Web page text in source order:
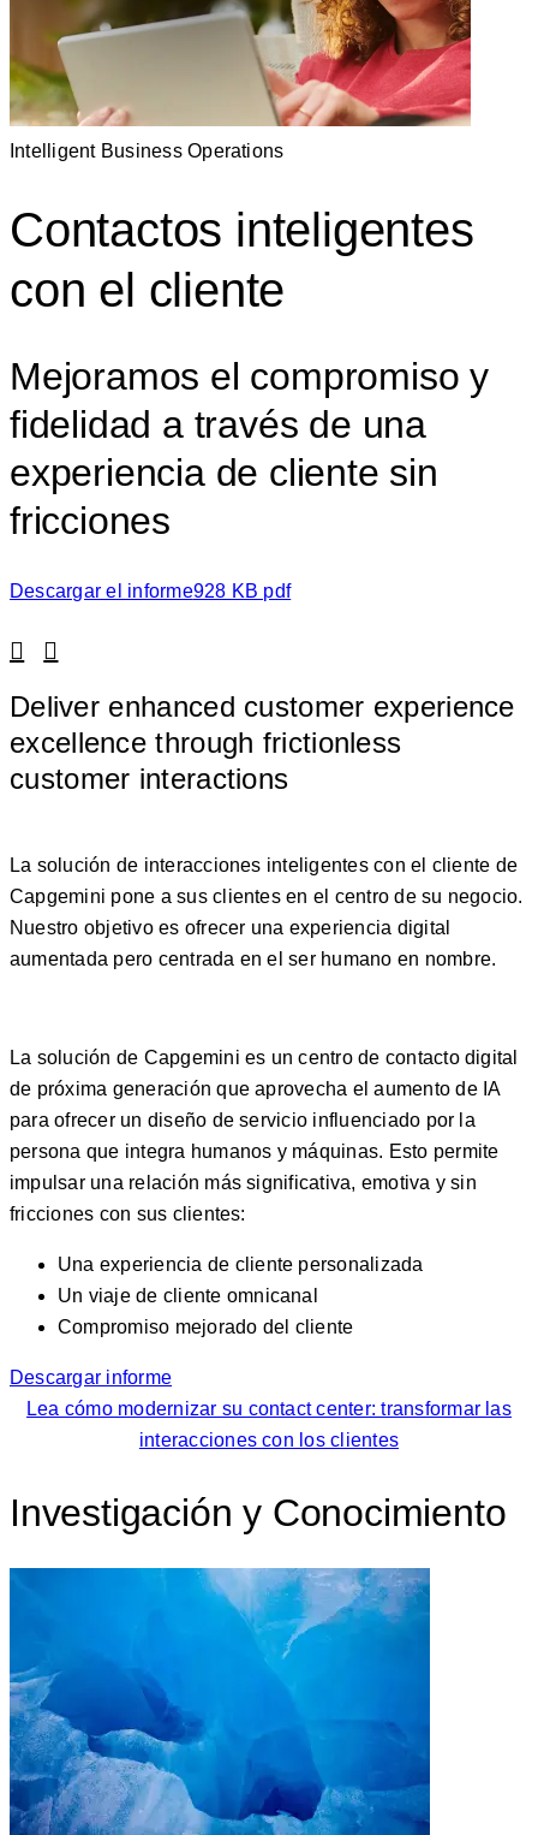
Intelligent Business Operations
Contactos inteligentes
con el cliente
Mejoramos el compromiso y
fidelidad a través de una
experiencia de cliente sin
fricciones
Descargar el informe928 KB pdf
Deliver enhanced customer experience
excellence through frictionless
customer interactions
La solución de interacciones inteligentes con el cliente de
Capgemini pone a sus clientes en el centro de su negocio.
Nuestro objetivo es ofrecer una experiencia digital
aumentada pero centrada en el ser humano en nombre.
La solución de Capgemini es un centro de contacto digital
de próxima generación que aprovecha el aumento de IA
para ofrecer un diseño de servicio influenciado por la
persona que integra humanos y máquinas. Esto permite
impulsar una relación más significativa, emotiva y sin
fricciones con sus clientes:
Una experiencia de cliente personalizada
Un viaje de cliente omnicanal
Compromiso mejorado del cliente
Descargar informe
Lea cómo modernizar su contact center: transformar las
interacciones con los clientes
Investigación y Conocimiento